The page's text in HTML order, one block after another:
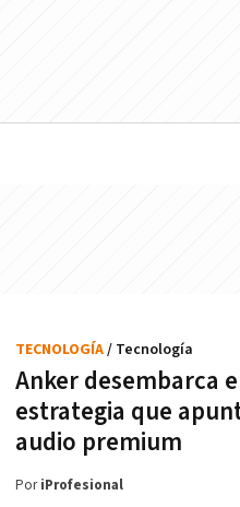
Anker desembarca
estrategia que
audio premium
TECNOLOGÍA/ Tecnología
PoriProfesional